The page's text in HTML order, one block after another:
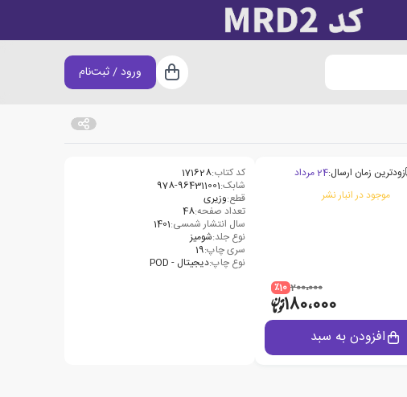
سبد خرید
ورود / ثبت‌نام
زودترین زمان ارسال:24 مرداد
موجود در انبار نشر
200،000 ٪10
180،000
افزودن به سبد
کد کتاب:171628
شابک:978-964311001
قطع:وزیری
تعداد صفحه:48
سال انتشار شمسی:1401
نوع جلد:شومیز
سری چاپ:19
نوع چاپ:دیجیتال - POD